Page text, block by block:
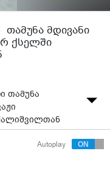
მდივანი
ქსელში
თამუნა
Autoplay